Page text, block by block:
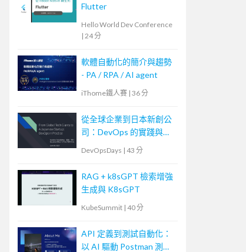
Flutter
Hello World Dev Conference
| 24 分
軟體自動化的簡介與趨勢
- PA / RPA / AI agent
iThome鐵人賽 | 36 分
從全球企業到日本新創公
司：DevOps 的實踐與調
DevOpsDays | 43 分
RAG + k8sGPT 檢索增強
生成與 K8sGPT
KubeSummit | 40 分
API 定義到測試自動化：
以 AI 驅動 Postman 測試